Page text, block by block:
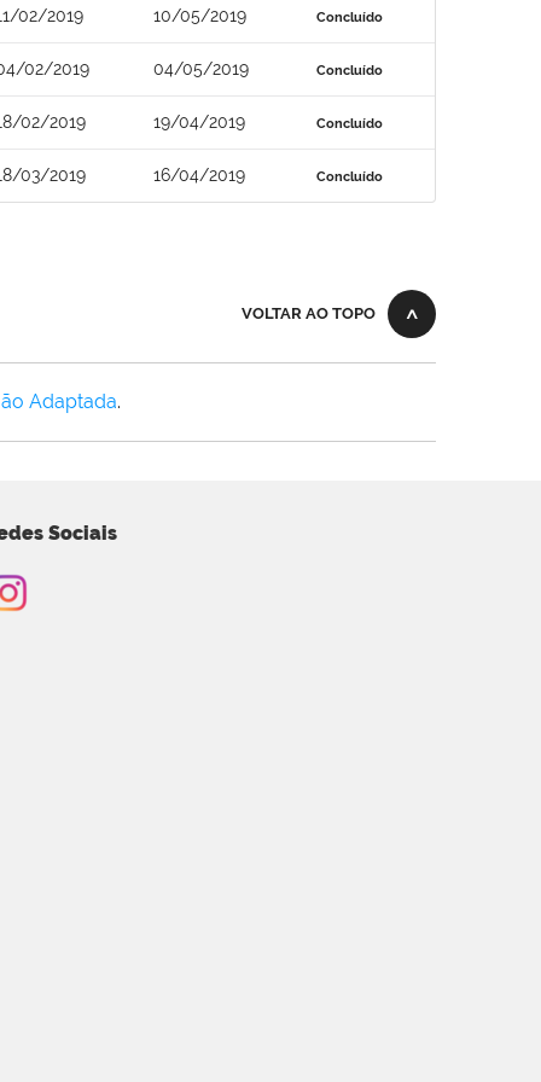
02/2019 10/05/2019 Concluído
02/2019 04/05/2019 Concluído
02/2019 19/04/2019 Concluído
03/2019 16/04/2019 Concluído
VOLTAR AO TOPO
Adaptada.
Sociais